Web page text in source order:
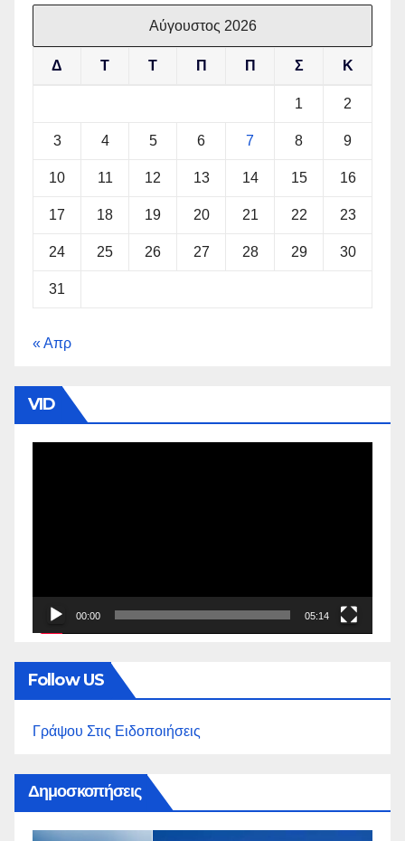
Αύγουστος 2026
Δ Τ Τ Π Π Σ Κ
1 2
3 4 5 6 7 8 9
10 11 12 13 14 15 16
17 18 19 20 21 22 23
24 25 26 27 28 29 30
31
« Απρ
VID
00:00 05:14
Follow US
Γράψου Στις Ειδοποιήσεις
Δημοσκοπήσεις